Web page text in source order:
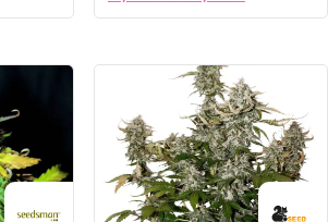
18,00 zł
cen:
do
93,80 zł